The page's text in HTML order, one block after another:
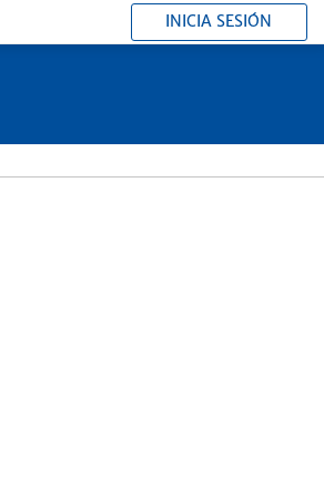
INICIA SESIÓN